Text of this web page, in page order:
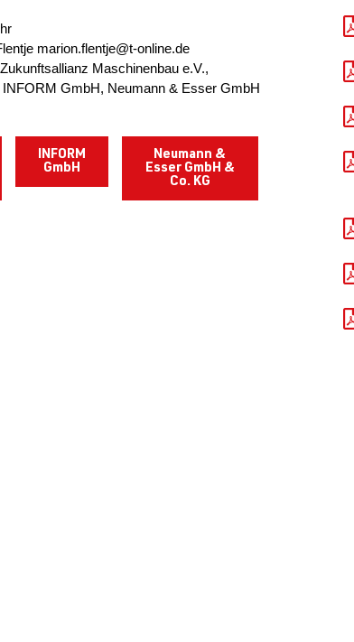
marion.flentje@t-online.de
Maschinenbau e.V.,
GmbH, Neumann & Esser GmbH
INFORM
GmbH
Neumann &
Esser GmbH &
Co. KG